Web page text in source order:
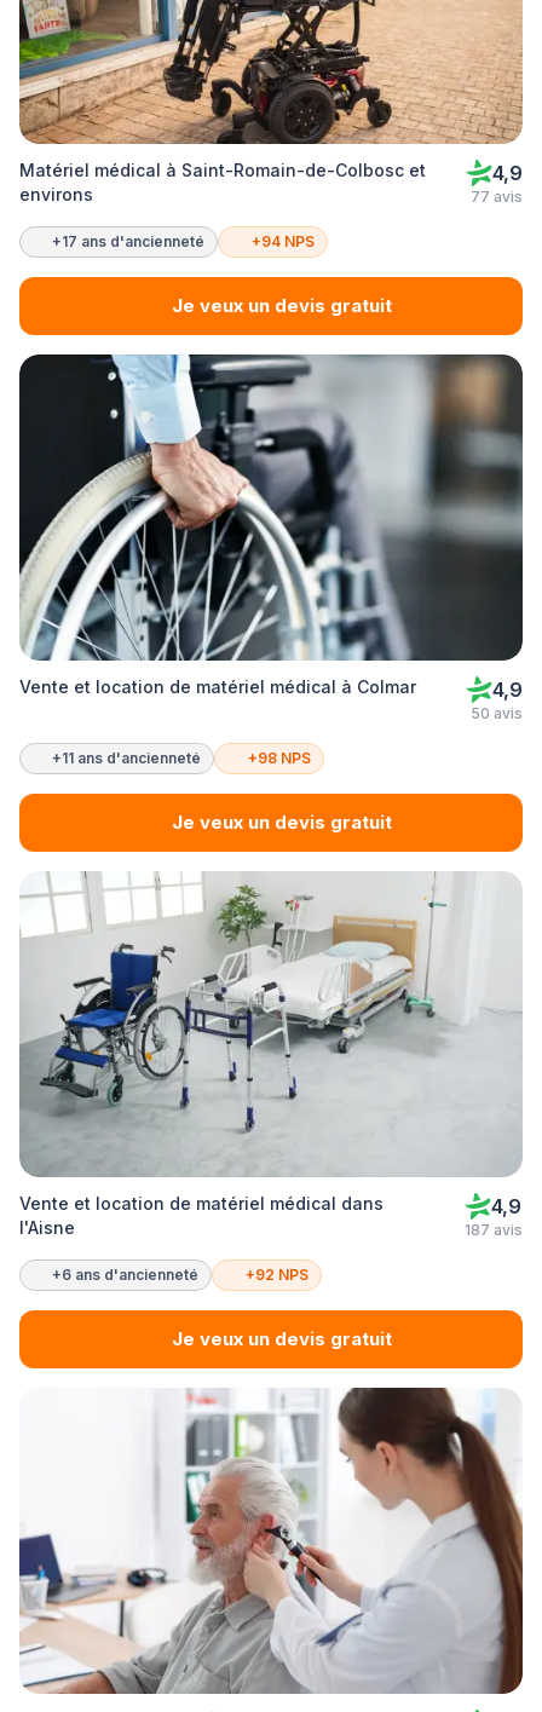
Matériel médical à Saint-Romain-de-Colbosc et
environs
4,9
77 avis
+17 ans d'ancienneté +94 NPS
Je veux un devis gratuit
Vente et location de matériel médical à Colmar 4,9
50 avis
+11 ans d'ancienneté +98 NPS
Je veux un devis gratuit
Vente et location de matériel médical dans
l'Aisne
4,9
187 avis
+6 ans d'ancienneté +92 NPS
Je veux un devis gratuit